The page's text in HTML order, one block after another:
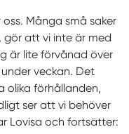
Många små saker
att vi inte är med
är lite förvånad över
veckan. Det
olika förhållanden,
ser att vi behöver
Lovisa och fortsätter: